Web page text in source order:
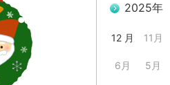
2025年
12 月 11月
6月 5月